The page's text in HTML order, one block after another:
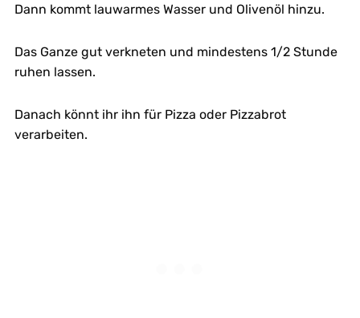
Dann kommt lauwarmes Wasser und Olivenöl hinzu.
Das Ganze gut verkneten und mindestens 1/2 Stunde
ruhen lassen.
Danach könnt ihr ihn für Pizza oder Pizzabrot
verarbeiten.